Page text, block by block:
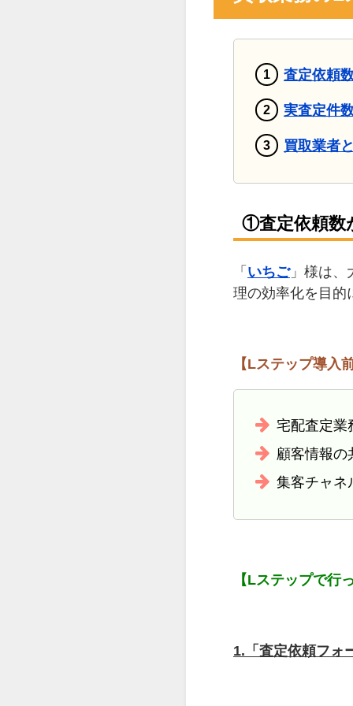
査定依頼
実査定件
買取業者
①査定依頼数
「 いちご」様は、
理の効率化を目的
【Lステップ導入
宅配査定業
顧客情報の
集客チャネ
【Lステップで行
1.「査定依頼フォ